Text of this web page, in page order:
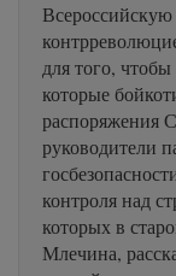
для того,
которые
распоряжения
руководители
контроля над
которых в
Млечина,